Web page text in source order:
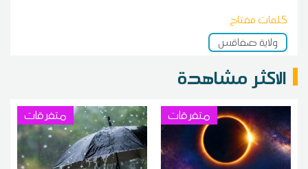
كلمات مفتاح
ولاية صفاقس
الاكثر مشاهدة
متفرقات متفرقات